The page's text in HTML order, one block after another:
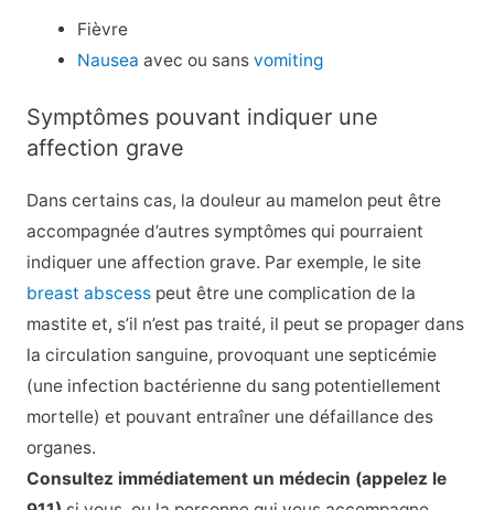
Fièvre
Nausea avec ou sansvomiting
Symptômes pouvant indiquer une
affection grave
Dans certains cas, la douleur au mamelon peut être
accompagnée d’autres symptômes qui pourraient
indiquer une affection grave. Par exemple, le site
breast abscesspeut être une complication de la
mastite et, s’il n’est pas traité, il peut se propager dans
la circulation sanguine, provoquant une septicémie
(une infection bactérienne du sang potentiellement
mortelle) et pouvant entraîner une défaillance des
organes.
Consultez immédiatement un médecin (appelez le